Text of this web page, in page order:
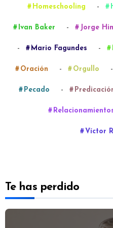
Homeschooling -
Ivan Baker - Jorge
- Mario Fagundes -
Oración - Orgullo -
Pecado -
Víctor
Te has perdido